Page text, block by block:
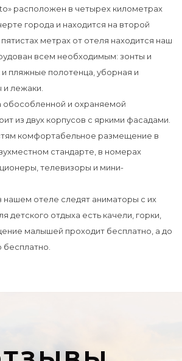
расположен в четырех километрах
города и находится на второй
метрах от отеля находится наш
всем необходимым: зонты и
пляжные полотенца, уборная и
и лежаки.
обособленной и охраняемой
из двух корпусов с яркими фасадами.
комфортабельное размещение в
стандарте, в номерах
телевизоры и мини-
нашем отеле следят аниматоры с их
детского отдыха есть качели, горки,
малышей проходит бесплатно, а до
бесплатно.